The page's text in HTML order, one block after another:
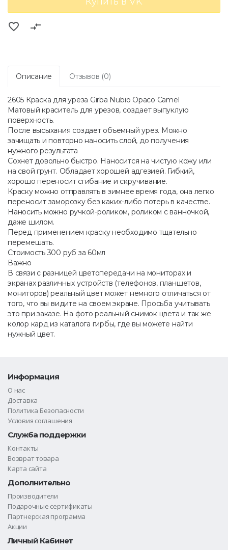
favorite_border compare_arrows
Описание Отзывов (0)
2605 Краска для уреза Girba Nubio Opaco Camel
Матовый краситель для урезов, создает выпуклую
поверхность.
После высыхания создает объемный урез. Можно
зачищать и повторно наносить слой, до получения
нужного результата
Сохнет довольно быстро. Наносится на чистую кожу или
на свой грунт. Обладает хорошей адгезией. Гибкий,
хорошо переносит сгибание и скручивание.
Краску можно отправлять в зимнее время года, она легко
переносит заморозку без каких-либо потерь в качестве.
Наносить можно ручкой-роликом, роликом с ванночкой,
даже шилом.
Перед применением краску необходимо тщательно
перемешать.
Стоимость 300 руб за 60мл
Важно
В связи с разницей цветопередачи на мониторах и
экранах различных устройств (телефонов, планшетов,
мониторов) реальный цвет может немного отличаться от
того, что вы видите на своем экране. Просьба учитывать
это при заказе. На фото реальный снимок цвета и так же
колор кард из каталога гирбы, где вы можете найти
нужный цвет.
Информация
О нас
Доставка
Политика Безопасности
Условия соглашения
Служба поддержки
Контакты
Возврат товара
Карта сайта
Дополнительно
Производители
Подарочные сертификаты
Партнерская программа
Акции
Личный Кабинет